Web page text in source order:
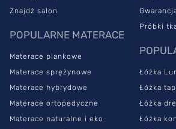
będziesz mógł łatwo zmienić twardość
zgodnie ze swoimi potrzebami.
Pianka wysokoelastyczna występuje po
po każdej z nich odznacza się różnym
inną wysokością. Boki materaca
FlexiFoam. Jeśli chcesz zwiększyć
Ci w tym mata kokosowa. Możesz ją
zwiększyć komfort swojego snu.
Znajdź salon
POPULARNE MATERACE
Materace piankowe
Materace sprężynowe
Materace hybrydowe
Materace ortopedyczne
Materace naturalne i eko
Próbki
Łóżka
Łóżka
Łóżka
Łóżka